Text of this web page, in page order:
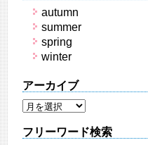
autumn
summer
spring
winter
アーカイブ
フリーワード検索